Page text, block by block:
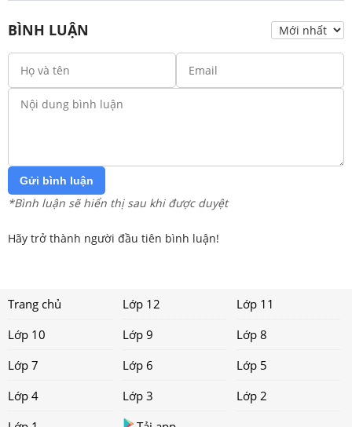
BÌNH LUẬN
Gửi bình luận
*Bình luận sẽ hiển thị sau khi được duyệt
Hãy trở thành người đầu tiên bình luận!
Trang chủ Lớp 12
Lớp 11
Lớp 10
Lớp 9
Lớp 8
Lớp 7
Lớp 6
Lớp 5
Lớp 4
Lớp 3
Lớp 2